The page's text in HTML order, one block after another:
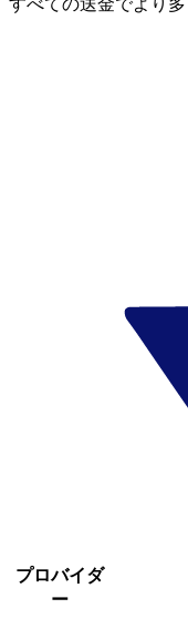
プロバイダ
ー